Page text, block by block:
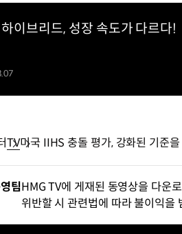
이브리드, 성장 속도가 다르다!
TV미국 IIHS 충돌 평가, 강화된 기준
팀HMG TV에 게재된 동영상을 다운
위반할 시 관련법에 따라 불이익을